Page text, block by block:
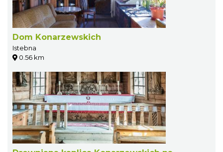
Dom Konarzewskich
Istebna
0.56 km